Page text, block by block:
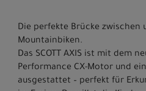
Die perfekte Brücke zwischen
Mountainbiken.
Das SCOTT AXIS ist mit dem
Performance CX-Motor und
ausgestattet – perfekt für